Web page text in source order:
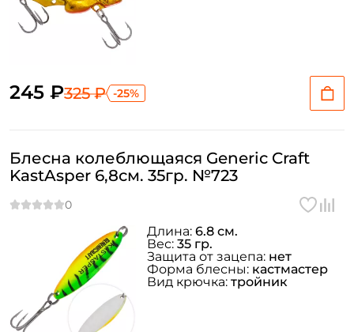
245 ₽325 ₽ -25%
Блесна колеблющаяся Generic Craft
KastAsper 6,8см. 35гр. №723
Длина: 6.8 см.
Вес: 35 гр.
Защита от зацепа: нет
Форма блесны: кастмастер
Вид крючка: тройник